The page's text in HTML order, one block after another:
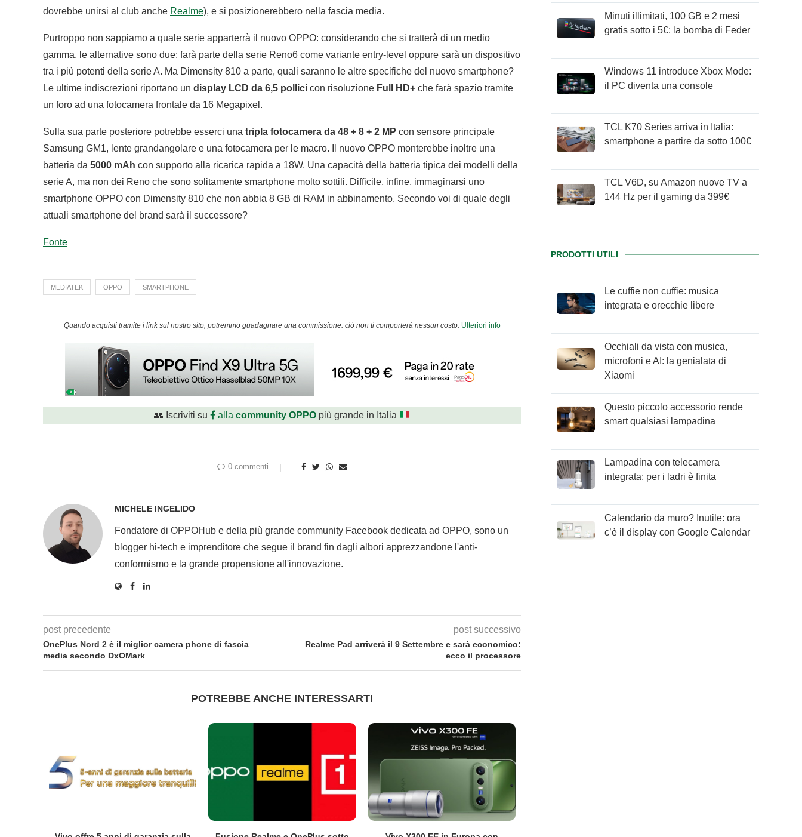
dovrebbe unirsi al club anche Realme), e si posizionerebbero nella fascia media.
Purtroppo non sappiamo a quale serie apparterrà il nuovo OPPO: considerando che si tratterà di un medio
gamma, le alternative sono due: farà parte della serie Reno6 come variante entry-level oppure sarà un dispositivo
tra i più potenti della serie A. Ma Dimensity 810 a parte, quali saranno le altre specifiche del nuovo smartphone?
Le ultime indiscrezioni riportano un display LCD da 6,5 pollici con risoluzione Full HD+ che farà spazio tramite
un foro ad una fotocamera frontale da 16 Megapixel.
Sulla sua parte posteriore potrebbe esserci una tripla fotocamera da 48 + 8 + 2 MP con sensore principale
Samsung GM1, lente grandangolare e una fotocamera per le macro. Il nuovo OPPO monterebbe inoltre una
batteria da 5000 mAh con supporto alla ricarica rapida a 18W. Una capacità della batteria tipica dei modelli della
serie A, ma non dei Reno che sono solitamente smartphone molto sottili. Difficile, infine, immaginarsi uno
smartphone OPPO con Dimensity 810 che non abbia 8 GB di RAM in abbinamento. Secondo voi di quale degli
attuali smartphone del brand sarà il successore?
Fonte
MEDIATEK OPPO SMARTPHONE
Quando acquisti tramite i link sul nostro sito, potremmo guadagnare una commissione: ciò non ti comporterà nessun costo. Ulteriori info
👥 Iscriviti su allacommunity OPPO più grande in Italia
0 commenti
MICHELE INGELIDO
Fondatore di OPPOHub e della più grande community Facebook dedicata ad OPPO, sono un
blogger hi-tech e imprenditore che segue il brand fin dagli albori apprezzandone l'anti-
conformismo e la grande propensione all'innovazione.
post precedente
OnePlus Nord 2 è il miglior camera phone di fascia
media secondo DxOMark
post successivo
Realme Pad arriverà il 9 Settembre e sarà economico:
ecco il processore
POTREBBE ANCHE INTERESSARTI
Minuti illimitati, 100 GB e 2 mesi
gratis sotto i 5€: la bomba di Feder
Windows 11 introduce Xbox Mode:
il PC diventa una console
TCL K70 Series arriva in Italia:
smartphone a partire da sotto 100€
TCL V6D, su Amazon nuove TV a
144 Hz per il gaming da 399€
PRODOTTI UTILI
Le cuffie non cuffie: musica
integrata e orecchie libere
Occhiali da vista con musica,
microfoni e AI: la genialata di
Xiaomi
Questo piccolo accessorio rende
smart qualsiasi lampadina
Lampadina con telecamera
integrata: per i ladri è finita
Calendario da muro? Inutile: ora
c’è il display con Google Calendar